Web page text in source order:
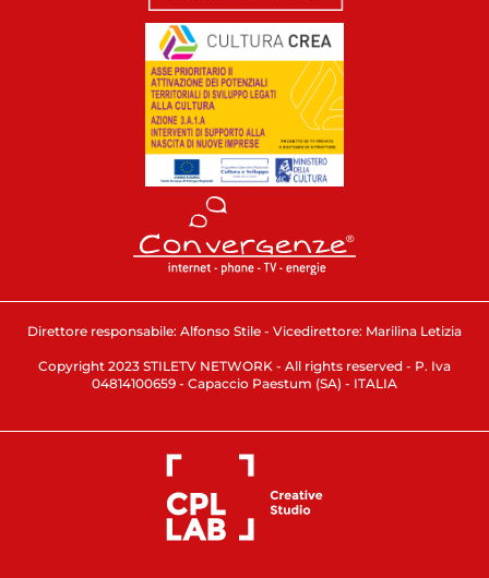
Direttore responsabile: Alfonso Stile - Vicedirettore: Marilina Letizia
Copyright 2023 STILETV NETWORK - All rights reserved - P. Iva
04814100659 - Capaccio Paestum (SA) - ITALIA